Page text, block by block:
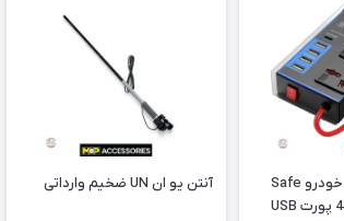
اینورتر فندکی برق خودرو Safe
آنتن یو ان UN ضخیم وارداتی